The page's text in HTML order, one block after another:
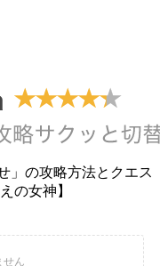
」の攻略方法とクエス
の女神】